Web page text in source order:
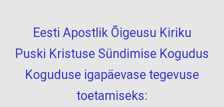
Eesti Apostlik Õigeusu Kiriku
Puski Kristuse Sündimise Kogudus
Koguduse igapäevase tegevuse
toetamiseks: